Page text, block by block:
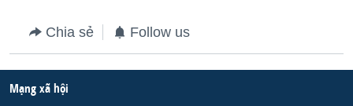
Chia sẻ Follow us
Mạng xã hội